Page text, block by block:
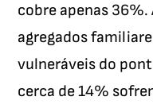
cobre apenas
agregados
vulneráveis do
cerca de 14%